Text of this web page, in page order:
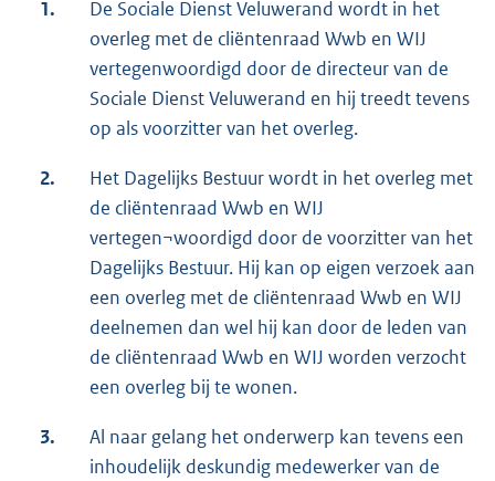
1.
De Sociale Dienst Veluwerand wordt in het
overleg met de cliëntenraad Wwb en WIJ
vertegenwoordigd door de directeur van de
Sociale Dienst Veluwerand en hij treedt tevens
op als voorzitter van het overleg.
2.
Het Dagelijks Bestuur wordt in het overleg met
de cliëntenraad Wwb en WIJ
vertegen¬woordigd door de voorzitter van het
Dagelijks Bestuur. Hij kan op eigen verzoek aan
een overleg met de cliëntenraad Wwb en WIJ
deelnemen dan wel hij kan door de leden van
de cliëntenraad Wwb en WIJ worden verzocht
een overleg bij te wonen.
3.
Al naar gelang het onderwerp kan tevens een
inhoudelijk deskundig medewerker van de